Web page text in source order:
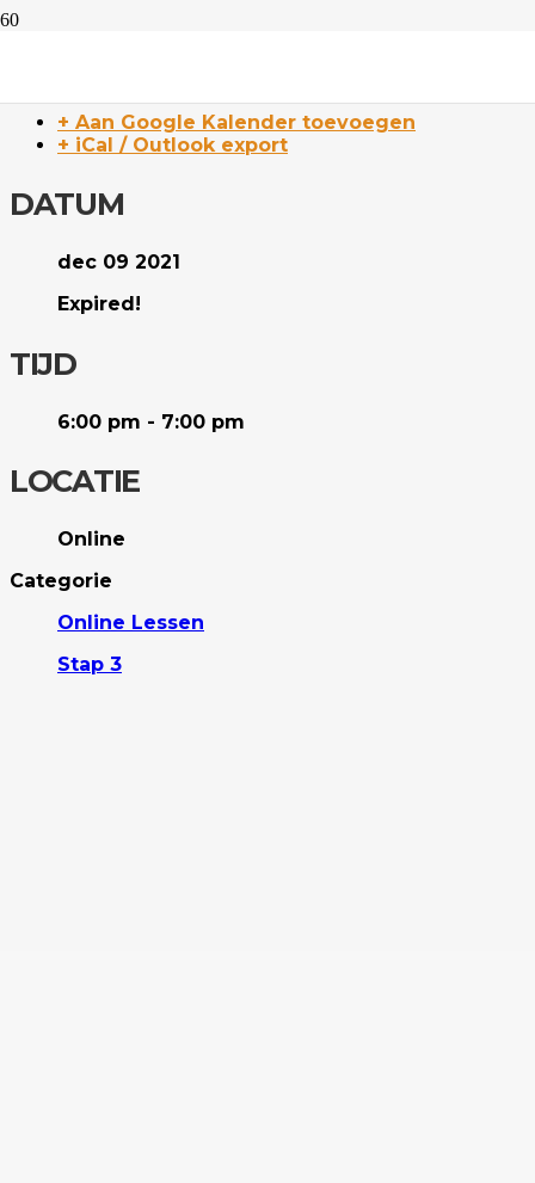
+ Aan Google Kalender toevoegen
+ iCal / Outlook export
DATUM
dec 09 2021
Expired!
TIJD
6:00 pm - 7:00 pm
LOCATIE
Online
Categorie
Online Lessen
Stap 3